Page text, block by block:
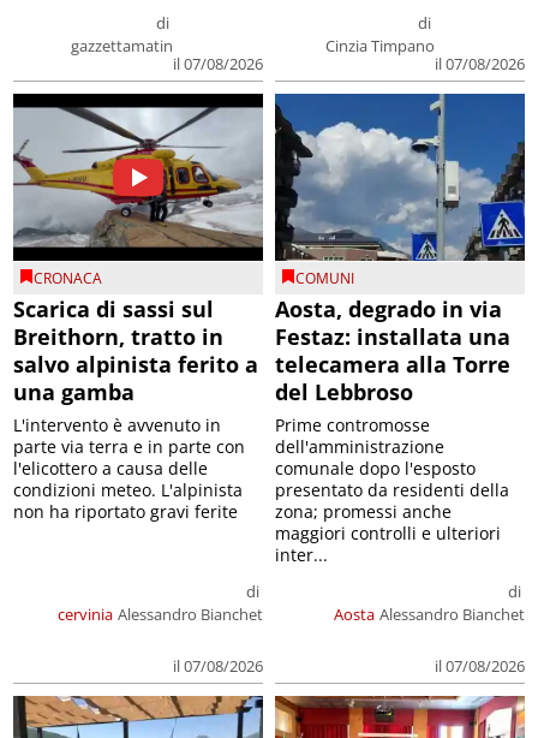
di
gazzettamatin
il 07/08/2026
di
Cinzia Timpano
il 07/08/2026
CRONACA
Scarica di sassi sul
Breithorn, tratto in
salvo alpinista ferito a
una gamba
cervinia
di
Alessandro Bianchet
il 07/08/2026
L'intervento è avvenuto in
parte via terra e in parte con
l'elicottero a causa delle
condizioni meteo. L'alpinista
non ha riportato gravi ferite
COMUNI
Aosta, degrado in via
Festaz: installata una
telecamera alla Torre
del Lebbroso
Aosta
di
Alessandro Bianchet
il 07/08/2026
Prime contromosse
dell'amministrazione
comunale dopo l'esposto
presentato da residenti della
zona; promessi anche
maggiori controlli e ulteriori
inter...